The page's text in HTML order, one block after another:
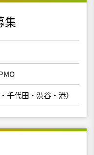
集
千代田・渋谷・港）